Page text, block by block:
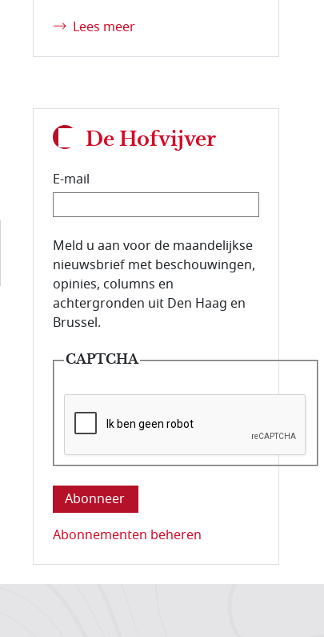
Lees meer
De Hofvijver
E-mail
E-mailadres van de abonnee.
Meld u aan voor de maandelijkse
nieuwsbrief met beschouwingen,
opinies, columns en
achtergronden uit Den Haag en
Brussel.
CAPTCHA
Deze vraag is om te controleren dat u
Abonnementen beheren